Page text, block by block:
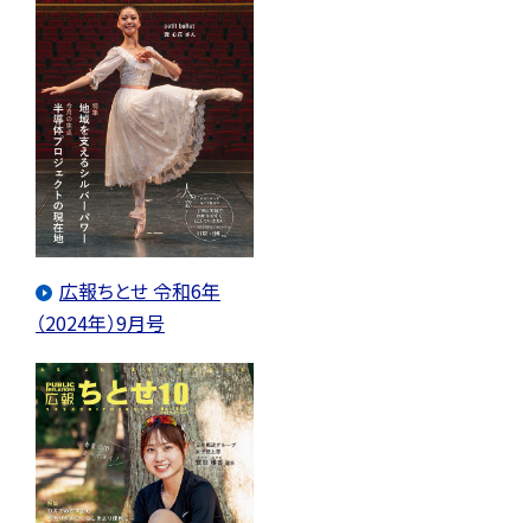
広報ちとせ 令和6年
（2024年）9月号